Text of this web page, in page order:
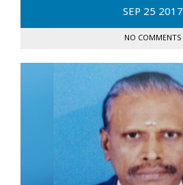
SEP 25 2017
NO COMMENTS